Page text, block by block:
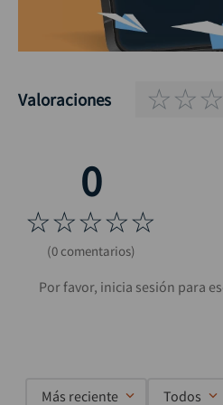
Valoraciones ☆☆☆
☆☆☆☆☆
(0 comentarios)
Más reciente Todos